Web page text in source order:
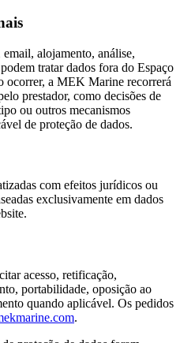
alojamento, análise,
tratar dados fora do Espaço
ocorrer, a MEK Marine recorrerá
prestador, como decisões de
ou outros mecanismos
de proteção de dados.
com efeitos jurídicos ou
exclusivamente em dados
acesso, retificação,
portabilidade, oposição ao
quando aplicável. Os pedidos
.